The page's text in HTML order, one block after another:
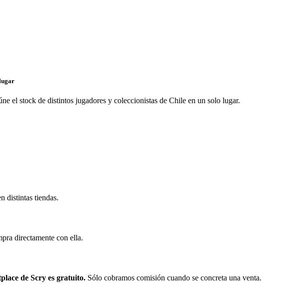
el stock de distintos jugadores y coleccionistas de Chile en un solo lugar.
distintas tiendas.
directamente con ella.
de Scry es gratuito. Sólo cobramos comisión cuando se concreta una venta.